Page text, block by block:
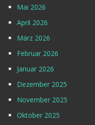
Mai 2026
April 2026
März 2026
Februar 2026
Januar 2026
Dezember 2025
November 2025
Oktober 2025